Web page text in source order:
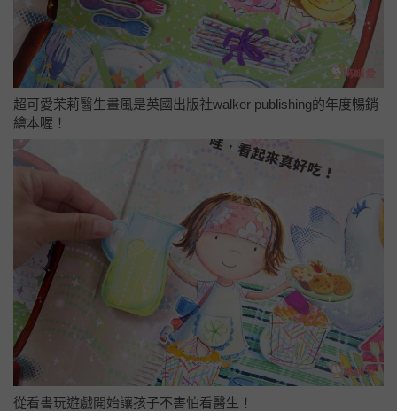
超可愛茉莉醫生畫風是英國出版社walker publishing的年度暢銷
繪本喔！
從看書玩遊戲開始讓孩子不害怕看醫生！